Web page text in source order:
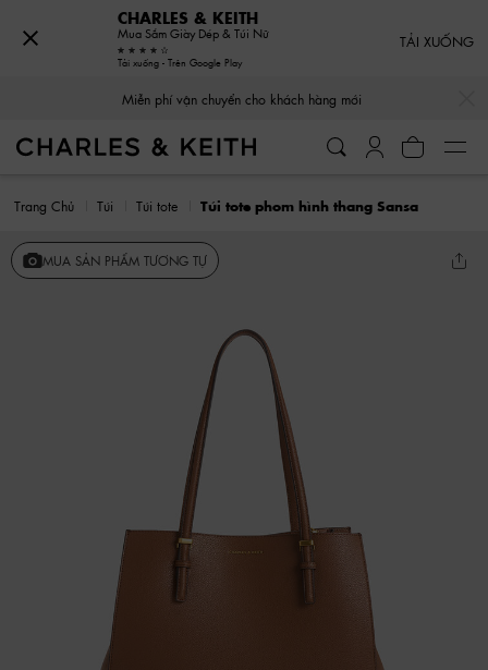
Miễn phí vận chuyển cho khách hàng mới
Trang Chủ Túi Túi tote Túi tote phom hình thang Sansa
MUA SẢN PHẨM TƯƠNG TỰ
CHARLES & KEITH
Mua Sắm Giày Dép & Túi Nữ
Tải xuống - Trên Google Play
TẢI XUỐNG